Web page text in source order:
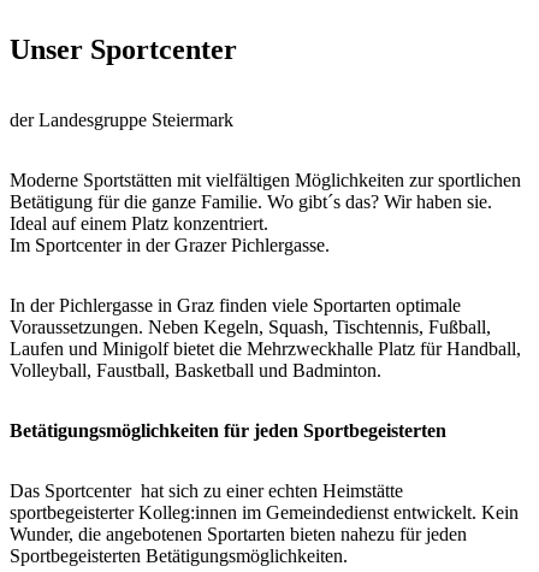
Unser Sportcenter
der Landesgruppe Steiermark
Moderne Sportstätten mit vielfältigen Möglichkeiten zur sportlichen
Betätigung für die ganze Familie. Wo gibt´s das? Wir haben sie.
Ideal auf einem Platz konzentriert.
Im Sportcenter in der Grazer Pichlergasse.
In der Pichlergasse in Graz finden viele Sportarten optimale
Voraussetzungen. Neben Kegeln, Squash, Tischtennis, Fußball,
Laufen und Minigolf bietet die Mehrzweckhalle Platz für Handball,
Volleyball, Faustball, Basketball und Badminton.
Betätigungsmöglichkeiten für jeden Sportbegeisterten
Das Sportcenter hat sich zu einer echten Heimstätte
sportbegeisterter Kolleg:innen im Gemeindedienst entwickelt. Kein
Wunder, die angebotenen Sportarten bieten nahezu für jeden
Sportbegeisterten Betätigungsmöglichkeiten.